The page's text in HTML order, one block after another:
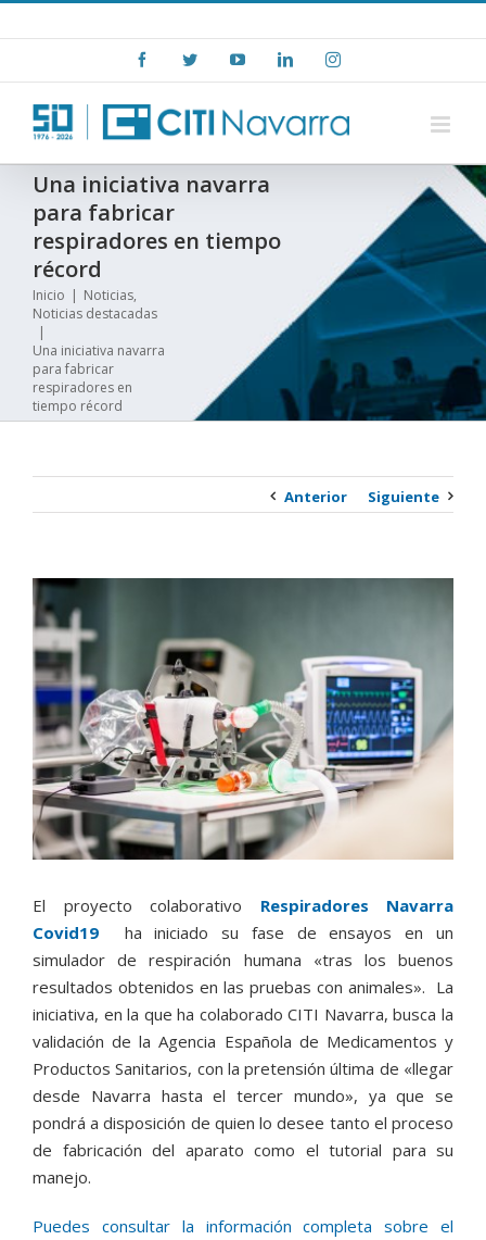
to
FacebookTwitter YouTubeLinkedInInstagram
Una iniciativa navarra
para fabricar
respiradores en tiempo
récord
Inicio | Noticias,
Noticias destacadas
|
Una iniciativa navarra
para fabricar
respiradores en
tiempo récord
Anterior Siguiente
Ver
imagen
más
grande
El proyecto colaborativo Respiradores Navarra
Covid19
ha iniciado su fase de ensayos en un
simulador de respiración humana «tras los buenos
resultados obtenidos en las pruebas con animales». La
iniciativa, en la que ha colaborado CITI Navarra, busca la
validación de la Agencia Española de Medicamentos y
Productos Sanitarios, con la pretensión última de «llegar
desde Navarra hasta el tercer mundo», ya que se
pondrá a disposición de quien lo desee tanto el proceso
de fabricación del aparato como el tutorial para su
manejo.
Puedes consultar la información completa sobre el